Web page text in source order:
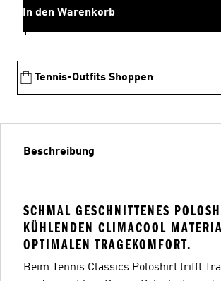
In den Warenkorb
Tennis-Outfits Shoppen
Beschreibung
SCHMAL GESCHNITTENES
KÜHLENDEN CLIMACOOL
OPTIMALEN TRAGEKOMFORT.
Beim Tennis Classics Poloshirt trifft